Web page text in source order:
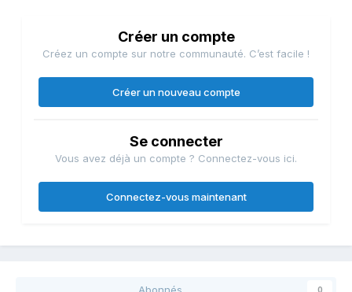
Créer un compte
Créez un compte sur notre communauté. C’est facile !
Créer un nouveau compte
Se connecter
Vous avez déjà un compte ? Connectez-vous ici.
Connectez-vous maintenant
0